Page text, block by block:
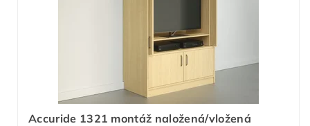
Accuride 1321 montáž naložená/vložená